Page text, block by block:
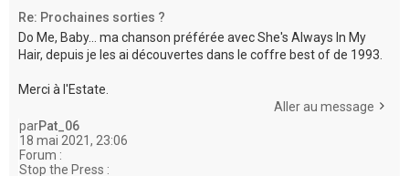
Re: Prochaines sorties ?
Do Me, Baby... ma chanson préférée avec She's Always In My
Hair, depuis je les ai découvertes dans le coffre best of de 1993.
Merci à l'Estate.
Aller au message
parPat_06
18 mai 2021, 23:06
Forum :
Stop the Press :